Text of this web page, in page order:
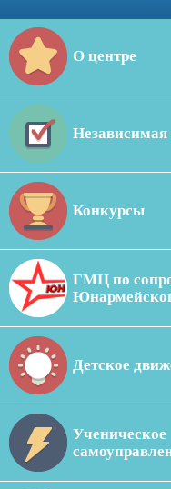
О центре
Независимая
Конкурсы
ГМЦ по
Детское
Ученическое